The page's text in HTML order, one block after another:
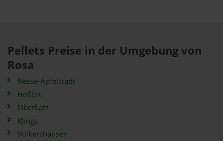
Pellets Preise in der Umgebung von
Rosa
Nesse-Apfelstädt
Heßles
Oberkatz
Klings
Völkershausen